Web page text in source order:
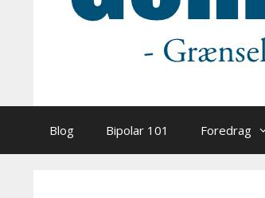
Blog Bipolar 101 Foredrag